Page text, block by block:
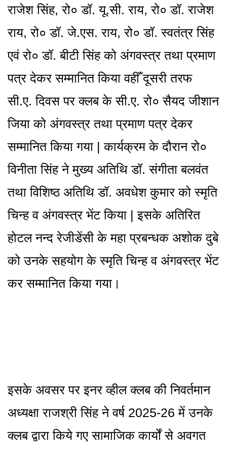
राजेश सिंह, रो० डॉ. यू.सी. राय, रो० डॉ. राजेश
राय, रो० डॉ. जे.एस. राय, रो० डॉ. स्वतंत्र सिंह
एवं रो० डॉ. बीटी सिंह को अंगवस्त्र तथा प्रमाण
पत्र देकर सम्मानित किया वहीँ दूसरी तरफ
सी.ए. दिवस पर क्लब के सी.ए. रो० सैयद जीशान
जिया को अंगवस्त्र तथा प्रमाण पत्र देकर
सम्मानित किया गया | कार्यक्रम के दौरान रो०
विनीता सिंह ने मुख्य अतिथि डॉ. संगीता बलवंत
तथा विशिष्ठ अतिथि डॉ. अवधेश कुमार को स्मृति
चिन्ह व अंगवस्त्र भेंट किया | इसके अतिरित
होटल नन्द रेजीडेंसी के महा प्रबन्धक अशोक दुबे
को उनके सहयोग के स्मृति चिन्ह व अंगवस्त्र भेंट
कर सम्मानित किया गया।
इसके अवसर पर इनर व्हील क्लब की निवर्तमान
अध्यक्षा राजश्री सिंह ने वर्ष 2025-26 में उनके
क्लब द्वारा किये गए सामाजिक कार्यों से अवगत